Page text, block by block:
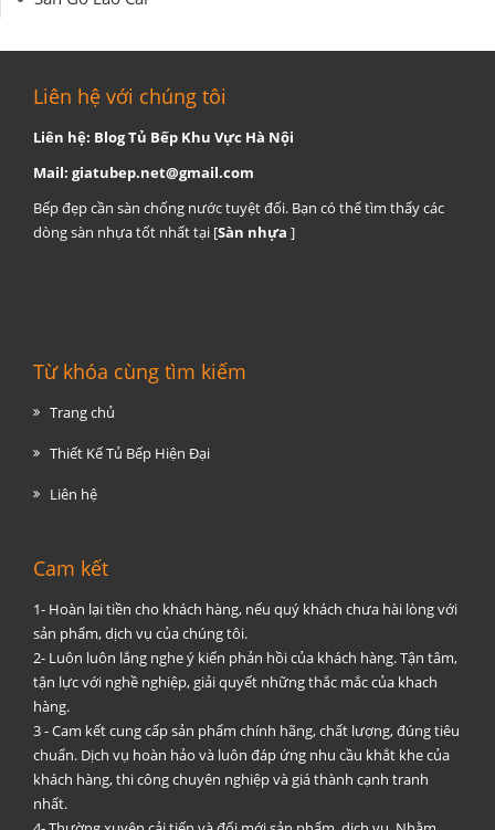
Liên hệ với chúng tôi
Liên hệ: Blog Tủ Bếp Khu Vực Hà Nội
Mail: giatubep.net@gmail.com
Bếp đẹp cần sàn chống nước tuyệt đối. Bạn có thể tìm thấy các
dòng sàn nhựa tốt nhất tại [Sàn nhựa ]
Từ khóa cùng tìm kiếm
Trang chủ
Thiết Kế Tủ Bếp Hiện Đại
Liên hệ
Cam kết
1- Hoàn lại tiền cho khách hàng, nếu quý khách chưa hài lòng với
sản phẩm, dịch vụ của chúng tôi.
2- Luôn luôn lắng nghe ý kiến phản hồi của khách hàng. Tận tâm,
tận lực với nghề nghiệp, giải quyết những thắc mắc của khach
hàng.
3 - Cam kết cung cấp sản phẩm chính hãng, chất lượng, đúng tiêu
chuẩn. Dịch vụ hoàn hảo và luôn đáp ứng nhu cầu khắt khe của
khách hàng, thi công chuyên nghiệp và giá thành cạnh tranh
nhất.